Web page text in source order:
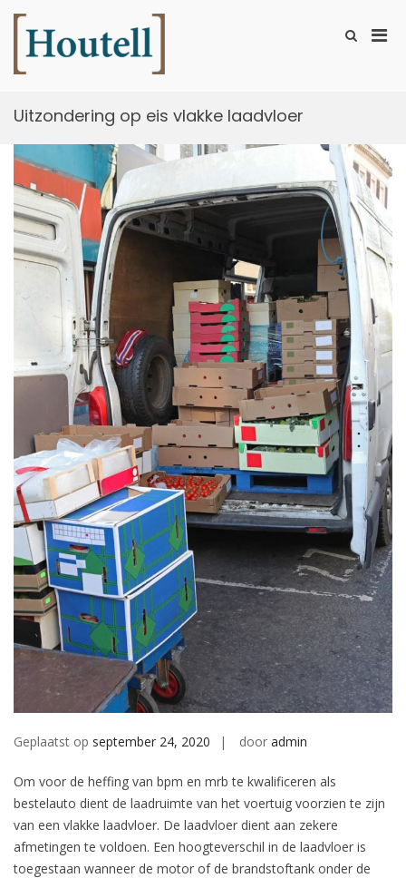
naar
inhoud
Toon
Uitzondering op eis vlakke laadvloer
Geplaatst op september 24, 2020 door admin
Om voor de heffing van bpm en mrb te kwalificeren als
bestelauto dient de laadruimte van het voertuig voorzien te zijn
van een vlakke laadvloer. De laadvloer dient aan zekere
afmetingen te voldoen. Een hoogteverschil in de laadvloer is
toegestaan wanneer de motor of de brandstoftank onder de